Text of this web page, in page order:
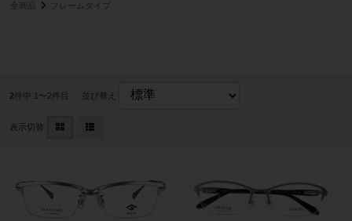
全商品 フレームタイプ
2件中 1〜2件目 並び替え
表示切替